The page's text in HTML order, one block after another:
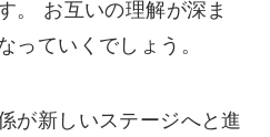
。 お互いの理解が深ま
っていくでしょう。
が新しいステージへと進